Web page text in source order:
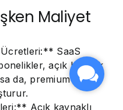
Maliyet
Ücretleri:** SaaS
açık kaynak
da, premium tema
Açık kaynaklı